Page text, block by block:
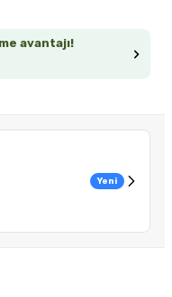
avantajı!
Yeni